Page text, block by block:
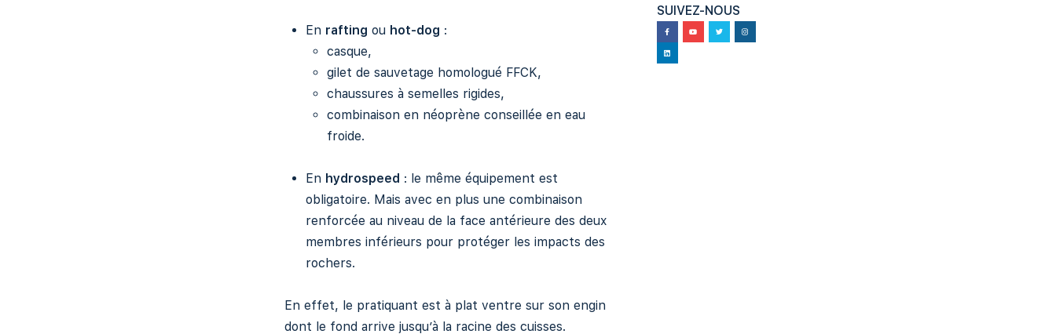
En rafting ou hot-dog :
casque,
gilet de sauvetage homologué FFCK,
chaussures à semelles rigides,
combinaison en néoprène conseillée en eau
froide.
En hydrospeed : le même équipement est
obligatoire. Mais avec en plus une combinaison
renforcée au niveau de la face antérieure des deux
membres inférieurs pour protéger les impacts des
rochers.
En effet, le pratiquant est à plat ventre sur son engin
dont le fond arrive jusqu’à la racine des cuisses.
SUIVEZ-NOUS